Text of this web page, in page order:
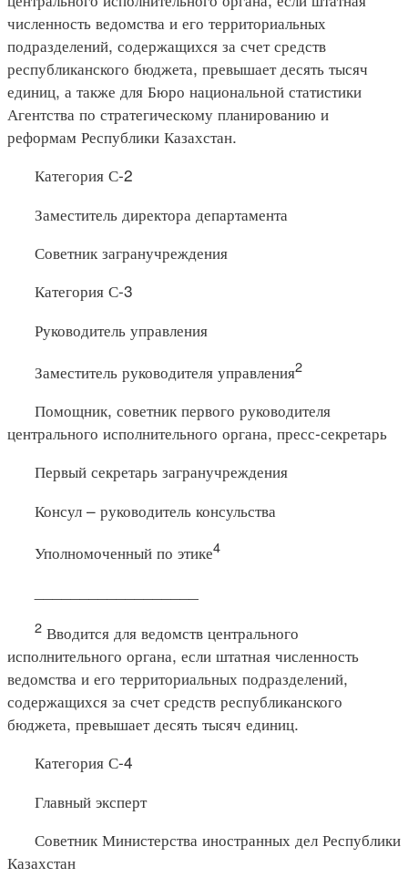
численность ведомства и его территориальных
подразделений, содержащихся за счет средств
республиканского бюджета, превышает десять тысяч
единиц, а также для Бюро национальной статистики
Агентства по стратегическому планированию и
реформам Республики Казахстан.
Категория С-2
Заместитель директора департамента
Советник загранучреждения
Категория С-3
Руководитель управления
Заместитель руководителя управления2
Помощник, советник первого руководителя
центрального исполнительного органа, пресс-секретарь
Первый секретарь загранучреждения
Консул – руководитель консульства
Уполномоченный по этике4
2 Вводится для ведомств центрального
исполнительного органа, если штатная численность
ведомства и его территориальных подразделений,
содержащихся за счет средств республиканского
бюджета, превышает десять тысяч единиц.
Категория С-4
Главный эксперт
Советник Министерства иностранных дел Республики
Казахстан